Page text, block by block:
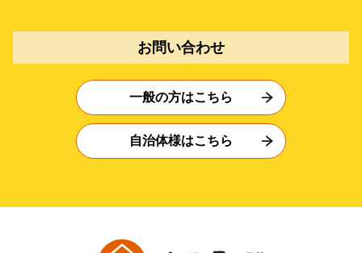
お問い合わせ
一般の方はこちら
自治体様はこちら